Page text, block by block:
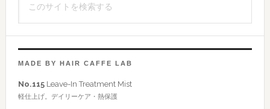
バ
ー
ト
検
MADE BY HAIR CAFFE LAB
No.115Leave-In Treatment Mist
軽仕上げ。デイリーケア・熱保護